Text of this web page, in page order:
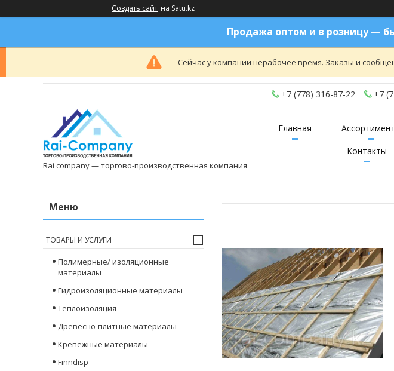
Создать сайт на Satu.kz
Продажа оптом и в розницу —
Сейчас у компании нерабочее время. Заказы и
+7 (778) 316-87-22 +7
Rai company — торгово-производственная компания
Главная Ассортимент
Контакты
ТОВАРЫ И УСЛУГИ
Полимерные/ изоляционные
материалы
Гидроизоляционные материалы
Теплоизоляция
Древесно-плитные материалы
Крепежные материалы
Finndisp